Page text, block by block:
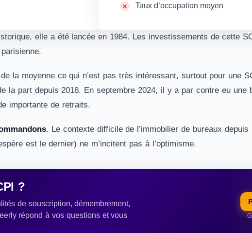
Taux d’occupation moyen
elle a été lancée en 1984. Les investissements de cette
la moyenne ce qui n’est pas très intéressant, surtout pour une
la part depuis 2018. En septembre 2024, il y a par contre eu une
importante de retraits.
. Le contexte difficile de l’immobilier de bureaux
est le dernier) ne m’incitent pas à l’optimisme.
?
de souscription, démembrement,
répond à vos questions et vous